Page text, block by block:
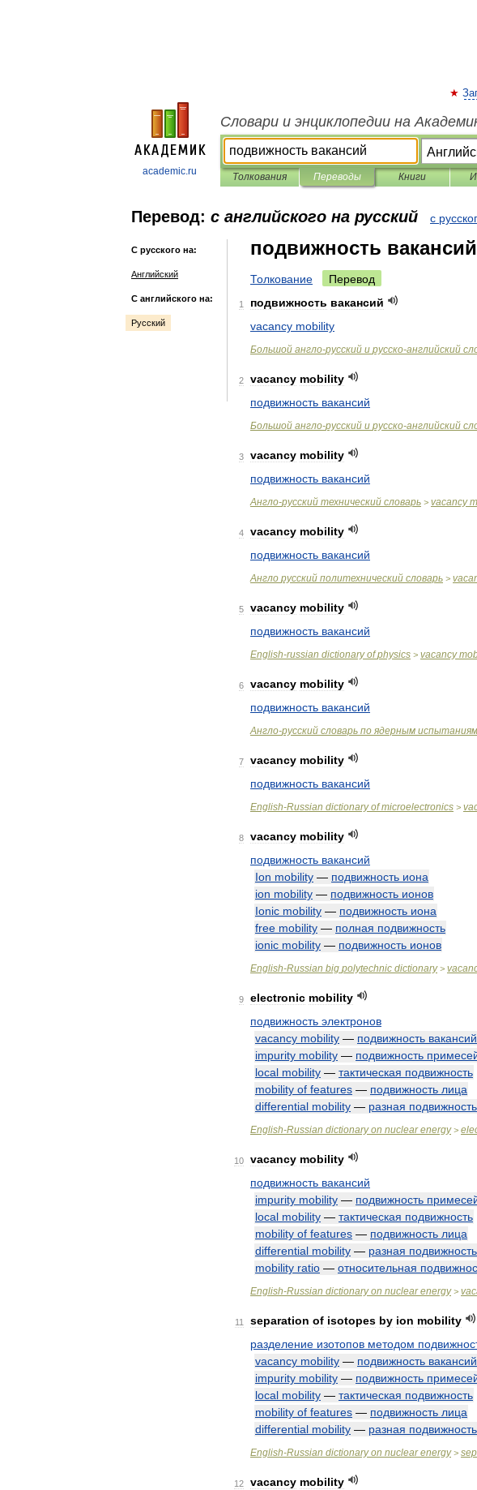
academic.ru
Словари и энциклопедии на
Толкования Переводы Книги
Перевод: с английского на русский с
С русского на:
Английский
С английского на:
Русский
подвижность вакансий
Толкование Перевод
1 подвижность вакансий
vacancy mobility
Большой англо-русский и русско-английский
2 vacancy mobility
подвижность вакансий
Большой англо-русский и русско-английский
3 vacancy mobility
подвижность вакансий
Англо-русский технический словарь > vacancy
4 vacancy mobility
подвижность вакансий
Англо русский политехнический словарь >
5 vacancy mobility
подвижность вакансий
English-russian dictionary of physics > vacancy
6 vacancy mobility
подвижность вакансий
Англо-русский словарь по ядерным испытаниям
7 vacancy mobility
подвижность вакансий
English-Russian dictionary of microelectronics >
8 vacancy mobility
подвижность вакансий
Ion mobility — подвижность иона
ion mobility — подвижность ионов
Ionic mobility — подвижность иона
free mobility — полная подвижность
ionic mobility — подвижность ионов
English-Russian big polytechnic dictionary>
9 electronic mobility
подвижность электронов
vacancy mobility — подвижность вакансий
impurity mobility — подвижность
local mobility — тактическая подвижность
mobility of features — подвижность лица
differential mobility — разная подвижность
English-Russian dictionary on nuclear energy>
10 vacancy mobility
подвижность вакансий
impurity mobility — подвижность
local mobility — тактическая подвижность
mobility of features — подвижность лица
differential mobility — разная подвижность
mobility ratio — относительная
English-Russian dictionary on nuclear energy>
11 separation of isotopes by ion mobility
разделение изотопов методом
vacancy mobility — подвижность вакансий
impurity mobility — подвижность
local mobility — тактическая подвижность
mobility of features — подвижность лица
differential mobility — разная подвижность
English-Russian dictionary on nuclear energy>
12 vacancy mobility